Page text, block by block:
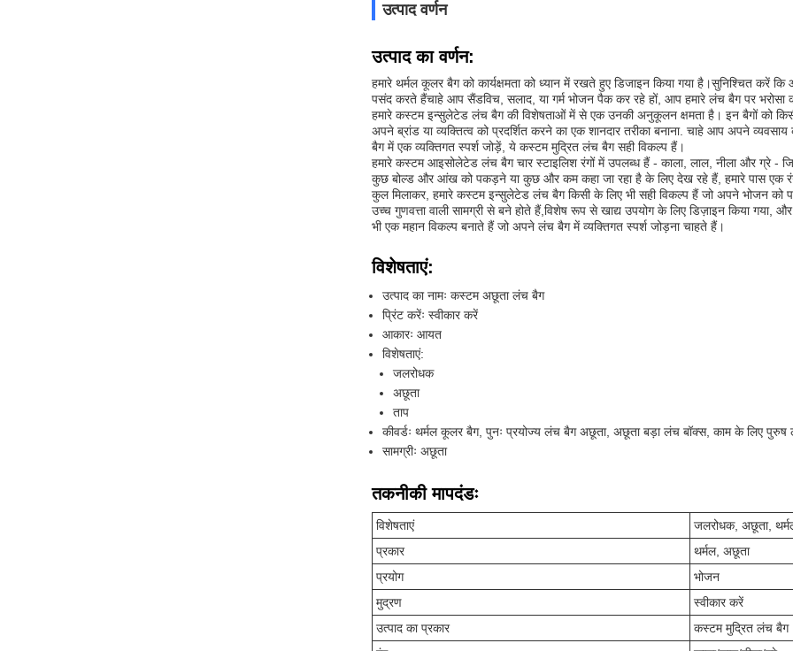
उत्पाद वर्णन
उत्पाद का वर्णन:
हमारे थर्मल कूलर बैग को कार्यक्षमता को ध्यान में रखते हुए डिजाइन किया गया है।सुनिश्चित
पसंद करते हैंचाहे आप सैंडविच, सलाद, या गर्म भोजन पैक कर रहे हों, आप हमारे लंच बैग पर
हमारे कस्टम इन्सुलेटेड लंच बैग की विशेषताओं में से एक उनकी अनुकूलन क्षमता है। इन बैगों को
अपने ब्रांड या व्यक्तित्व को प्रदर्शित करने का एक शानदार तरीका बनाना. चाहे आप अपने
बैग में एक व्यक्तिगत स्पर्श जोड़ें, ये कस्टम मुद्रित लंच बैग सही विकल्प हैं।
हमारे कस्टम आइसोलेटेड लंच बैग चार स्टाइलिश रंगों में उपलब्ध हैं - काला, लाल, नीला और ग्रे
कुछ बोल्ड और आंख को पकड़ने या कुछ और कम कहा जा रहा है के लिए देख रहे हैं, हमारे पास एक
कुल मिलाकर, हमारे कस्टम इन्सुलेटेड लंच बैग किसी के लिए भी सही विकल्प हैं जो अपने भोजन को
उच्च गुणवत्ता वाली सामग्री से बने होते हैं,विशेष रूप से खाद्य उपयोग के लिए डिज़ाइन किया गया,
भी एक महान विकल्प बनाते हैं जो अपने लंच बैग में व्यक्तिगत स्पर्श जोड़ना चाहते हैं।
विशेषताएं:
उत्पाद का नामः कस्टम अछूता लंच बैग
प्रिंट करेंः स्वीकार करें
आकारः आयत
विशेषताएं:
जलरोधक
अछूता
ताप
कीवर्डः थर्मल कूलर बैग, पुनः प्रयोज्य लंच बैग अछूता, अछूता बड़ा लंच बॉक्स, काम के लिए पुरुष
सामग्रीः अछूता
तकनीकी मापदंडः
विशेषताएं
जलरोधक, अछूता,
प्रकार
थर्मल, अछूता
प्रयोग
भोजन
मुद्रण
स्वीकार करें
उत्पाद का प्रकार
कस्टम मुद्रित लंच बैग